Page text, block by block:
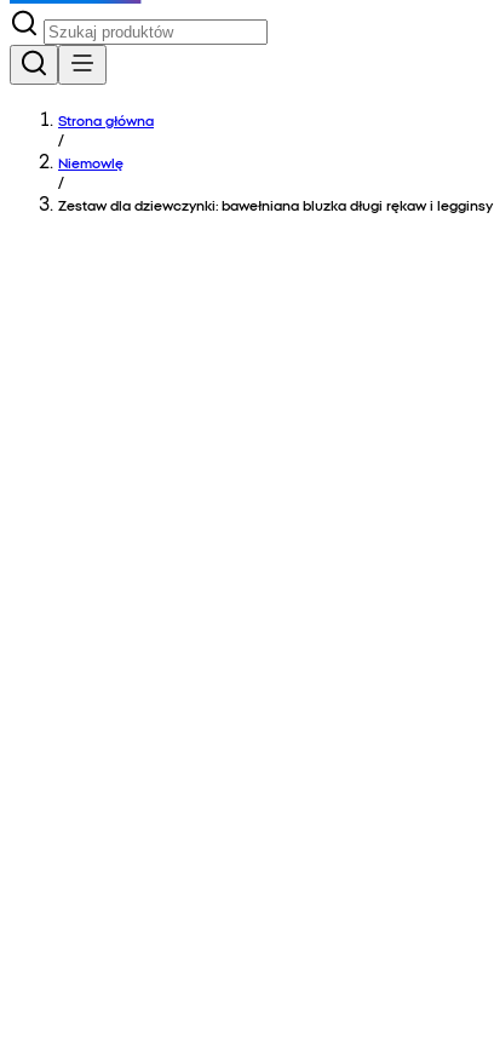
Strona główna
/
Niemowlę
/
Zestaw dla dziewczynki: bawełniana bluzka długi rękaw i legginsy